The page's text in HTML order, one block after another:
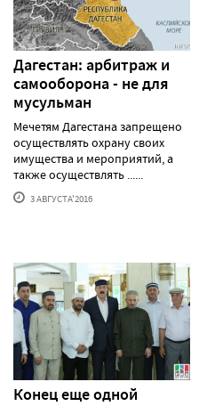
Дагестан: арбитраж и
самооборона - не для
мусульман
Мечетям Дагестана запрещено
осуществлять охрану своих
имущества и мероприятий, а
также осуществлять ......
3 АВГУСТА'2016
Конец еще одной